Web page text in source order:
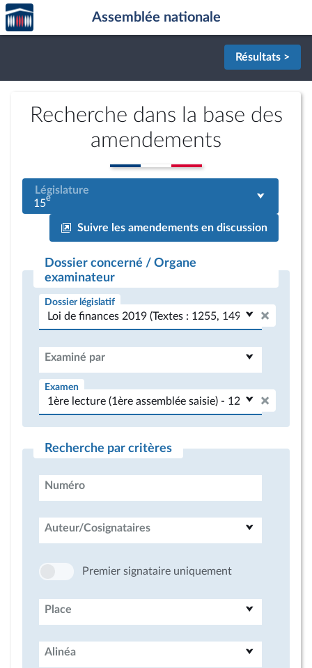
Aller au contenu
Aller en bas de la page
Accèder
à la
page
Assemblée nationale
Résultats >
Recherche dans la base des
amendements
Législature
15e
Suivre les amendements en discussion
Dossier concerné / Organe
examinateur
Dossier législatif
Examiné par
Examen
Recherche par critères
Numéro
Auteur/Cosignataires
Premier signataire uniquement
Place
Alinéa